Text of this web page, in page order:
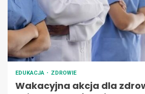
EDUKACJA ZDROWIE
Wakacyjna akcja dla